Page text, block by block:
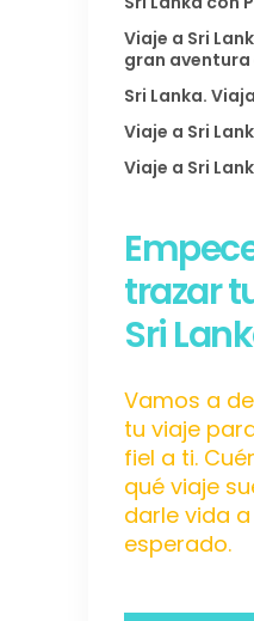
Viaje a Sri
gran
Sri Lanka.
Viaje a Sri
Viaje a Sri
trazar
Sri
Vamos a
tu viaje
fiel a ti.
qué viaje
darle vida
esperado.